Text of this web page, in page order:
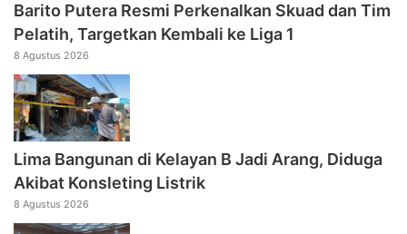
Barito Putera Resmi Perkenalkan Skuad dan Tim
Pelatih, Targetkan Kembali ke Liga 1
8 Agustus 2026
Lima Bangunan di Kelayan B Jadi Arang, Diduga
Akibat Konsleting Listrik
8 Agustus 2026